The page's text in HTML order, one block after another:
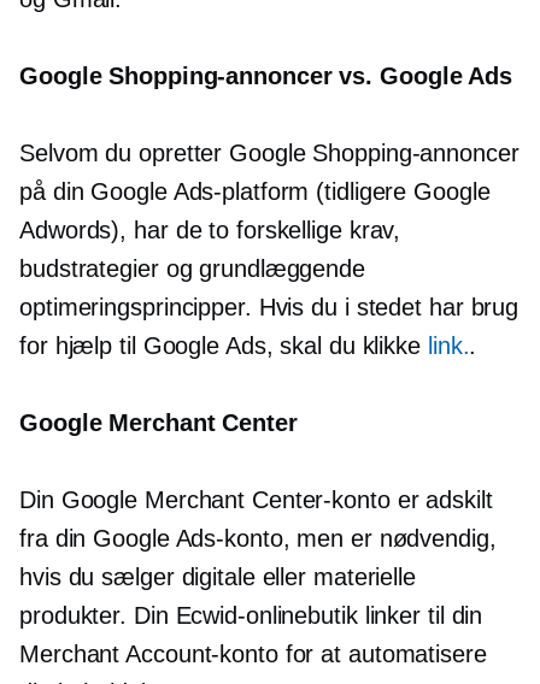
Google Shopping-annoncer vs. Google Ads
Selvom du opretter Google Shopping-annoncer
på din Google Ads-platform (tidligere Google
Adwords), har de to forskellige krav,
budstrategier og grundlæggende
optimeringsprincipper. Hvis du i stedet har brug
for hjælp til Google Ads, skal du klikke link..
Google Merchant Center
Din Google Merchant Center-konto er adskilt
fra din Google Ads-konto, men er nødvendig,
hvis du sælger digitale eller materielle
produkter. Din Ecwid-onlinebutik linker til din
Merchant Account-konto for at automatisere